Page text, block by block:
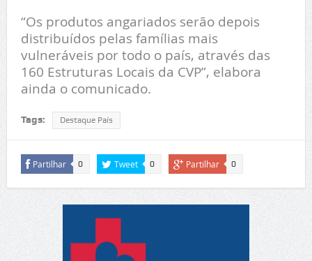
“Os produtos angariados serão depois
distribuídos pelas famílias mais
vulneráveis por todo o país, através das
160 Estruturas Locais da CVP”, elabora
ainda o comunicado.
Tags: Destaque País
Partilhar 0 Tweet 0 Partilhar 0